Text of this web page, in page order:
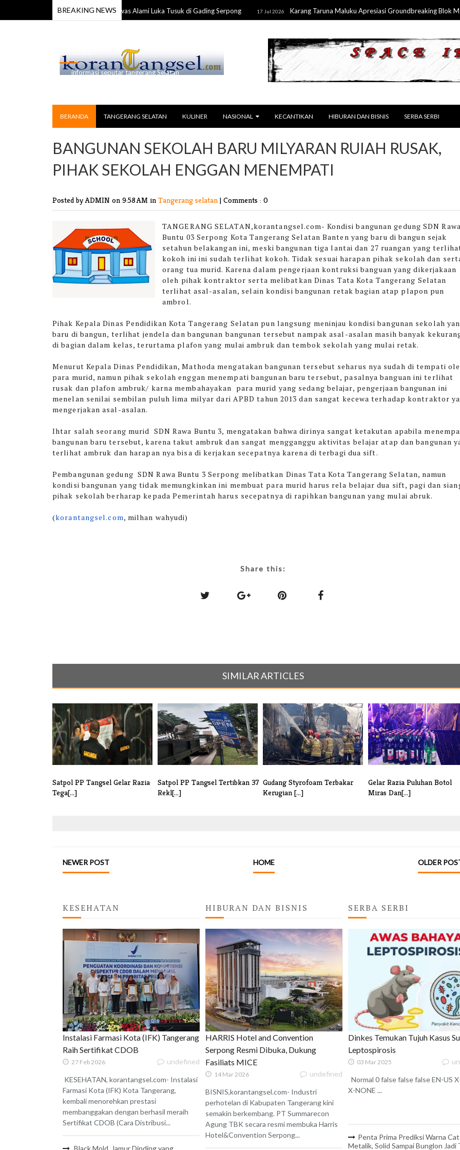
BREAKING NEWS
Anggota TNI Ditemukan Tewas Alami Luka Tusuk di Gading Serpong 17 Jul 2026 Karang Taruna Maluku Apresiasi Groundbreaking Blok
informasi seputar tangerang Selatan
BERANDA TANGERANG SELATAN KULINER NASIONAL KECANTIKAN HIBURAN DAN BISNIS SERBA SERBI
BANGUNAN SEKOLAH BARU MILYARAN RUIAH RUSAK,
PIHAK SEKOLAH ENGGAN MENEMPATI
Posted by ADMIN on 9:58 AM in Tangerang selatan | Comments : 0
TANGERANG SELATAN,korantangsel.com- Kondisi bangunan gedung SDN
Buntu 03 Serpong Kota Tangerang Selatan Banten yang baru di bangun sejak
setahun belakangan ini, meski bangunan tiga lantai dan 27 ruangan yang
kokoh ini ini sudah terlihat kokoh. Tidak sesuai harapan pihak sekolah dan
orang tua murid. Karena dalam pengerjaan kontruksi banguan yang dikerjakaan
oleh pihak kontraktor serta melibatkan Dinas Tata Kota Tangerang Selatan
terlihat asal-asalan, selain kondisi bangunan retak bagian atap plapon pun
ambrol.
Pihak Kepala Dinas Pendidikan Kota Tangerang Selatan pun langsung meninjau kondisi bangunan sekolah
baru di bangun, terlihat jendela dan bangunan bangunan tersebut nampak asal-asalan masih banyak
di bagian dalam kelas, terurtama plafon yang mulai ambruk dan tembok sekolah yang mulai retak.
Menurut Kepala Dinas Pendidikan, Mathoda mengatakan bangunan tersebut seharus nya sudah di tempati
para murid, namun pihak sekolah enggan menempati bangunan baru tersebut, pasalnya banguan ini terlihat
rusak dan plafon ambruk/ karna membahayakan para murid yang sedang belajar, pengerjaan bangunan ini
menelan senilai sembilan puluh lima milyar dari APBD tahun 2013 dan sangat kecewa terhadap kontraktor
mengerjakan asal-asalan.
Ihtar salah seorang murid SDN Rawa Buntu 3, mengatakan bahwa dirinya sangat ketakutan apabila
bangunan baru tersebut, karena takut ambruk dan sangat mengganggu aktivitas belajar atap dan bangunan
terlihat ambruk dan harapan nya bisa di kerjakan secepatnya karena di terbagi dua sift.
Pembangunan gedung SDN Rawa Buntu 3 Serpong melibatkan Dinas Tata Kota Tangerang Selatan, namun
kondisi bangunan yang tidak memungkinkan ini membuat para murid harus rela belajar dua sift, pagi dan
pihak sekolah berharap kepada Pemerintah harus secepatnya di rapihkan bangunan yang mulai abruk.
(korantangsel.com, milhan wahyudi)
Share this:
SIMILAR ARTICLES
Satpol PP Tangsel Gelar Razia
Tega[...]
Satpol PP Tangsel Tertibkan 37
Rekl[...]
Gudang Styrofoam Terbakar
Kerugian [...]
Gelar Razia Puluhan Botol
Miras Dan[...]
NEWER POST OLDER
HOME
KESEHATAN
Instalasi Farmasi Kota (IFK) Tangerang
Raih Sertifikat CDOB
27 Feb 2026 undefined
KESEHATAN, korantangsel.com- Instalasi
Farmasi Kota (IFK) Kota Tangerang,
kembali menorehkan prestasi
membanggakan dengan berhasil meraih
Sertifikat CDOB (Cara Distribusi...
Black Mold, Jamur Dinding yang
HIBURAN DAN BISNIS
HARRIS Hotel and Convention
Serpong Resmi Dibuka, Dukung
Fasiliats MICE
14 Mar 2026 undefined
BISNIS,korantangsel.com- Industri
perhotelan di Kabupaten Tangerang kini
semakin berkembang. PT Summarecon
Agung TBK secara resmi membuka Harris
Hotel&Convention Serpong...
SERBA SERBI
Dinkes Temukan Tujuh Kasus
Leptospirosis
03 Mar 2025
Normal 0 false false false EN-US
X-NONE ...
Penta Prima Prediksi Warna
Metalik, Solid Sampai Bunglon Jadi